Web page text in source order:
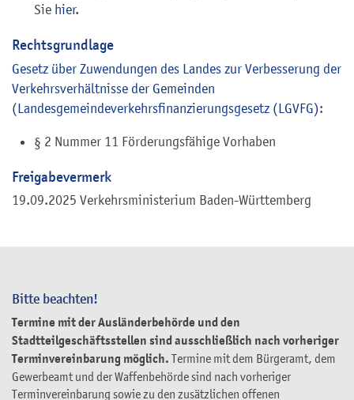
Bitte beachten!
Termine mit der Ausländerbehörde und den
Stadtteilgeschäftsstellen sind ausschließlich nach vorheriger
Terminvereinbarung möglich. Termine mit dem Bürgeramt, dem
Gewerbeamt und der Waffenbehörde sind nach vorheriger
Terminvereinbarung sowie zu den zusätzlichen offenen
Sie hier.
Rechtsgrundlage
Gesetz über Zuwendungen des Landes zur Verbesserung der
Verkehrsverhältnisse der Gemeinden
(Landesgemeindeverkehrsfinanzierungsgesetz (LGVFG):
§ 2 Nummer 11 Förderungsfähige Vorhaben
Freigabevermerk
19.09.2025 Verkehrsministerium Baden-Württemberg